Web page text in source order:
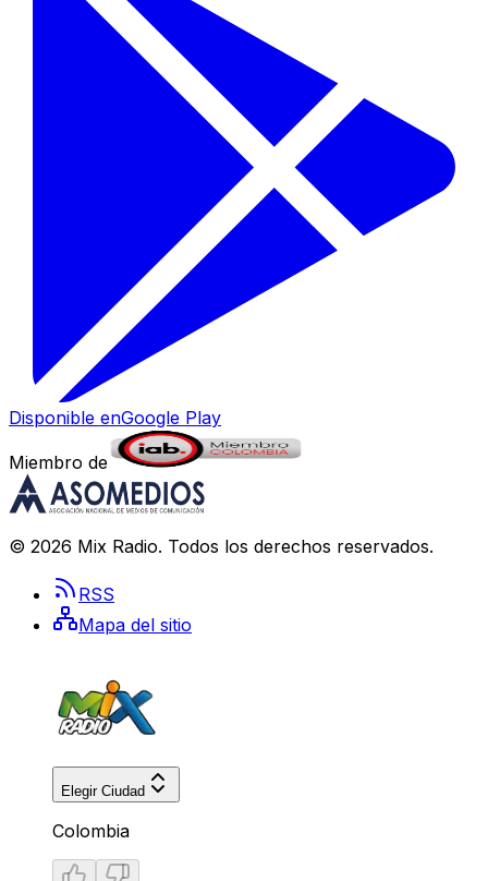
Disponible enGoogle Play
Miembro de
© 2026 Mix Radio. Todos los derechos reservados.
RSS
Mapa del sitio
Elegir Ciudad
Colombia